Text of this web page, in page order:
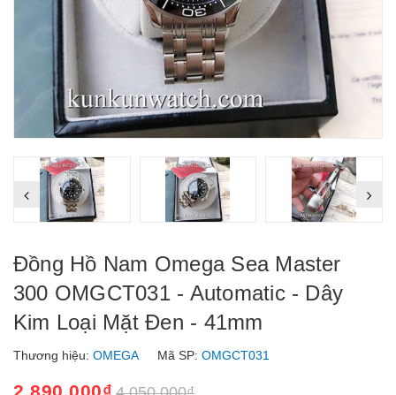
Đồng Hồ Nam Omega Sea Master
300 OMGCT031 - Automatic - Dây
Kim Loại Mặt Đen - 41mm
Thương hiệu: OMEGA Mã SP: OMGCT031